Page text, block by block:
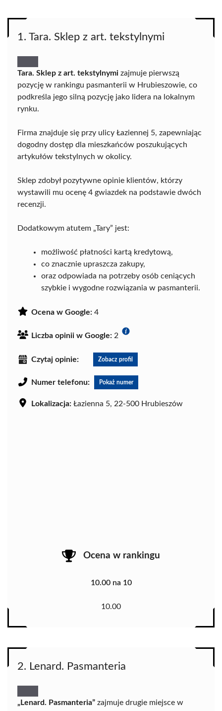
1. Tara. Sklep z art. tekstylnymi
Tara. Sklep z art. tekstylnymi zajmuje pierwszą
pozycję w rankingu pasmanterii w Hrubieszowie, co
podkreśla jego silną pozycję jako lidera na lokalnym
rynku.
Firma znajduje się przy ulicy Łaziennej 5, zapewniając
dogodny dostęp dla mieszkańców poszukujących
artykułów tekstylnych w okolicy.
Sklep zdobył pozytywne opinie klientów, którzy
wystawili mu ocenę 4 gwiazdek na podstawie dwóch
recenzji.
Dodatkowym atutem „Tary” jest:
możliwość płatności kartą kredytową,
co znacznie upraszcza zakupy,
oraz odpowiada na potrzeby osób ceniących
szybkie i wygodne rozwiązania w pasmanterii.
Ocena w Google: 4
Liczba opinii w Google: 2
Czytaj opinie: Zobacz profil
Numer telefonu: Pokaż numer
Lokalizacja: Łazienna 5, 22-500 Hrubieszów
Ocena w rankingu
10.00 na 10
10.00
2. Lenard. Pasmanteria
„Lenard. Pasmanteria” zajmuje drugie miejsce w